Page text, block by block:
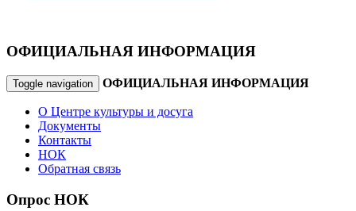
ОФИЦИАЛЬНАЯ ИНФОРМАЦИЯ
Toggle navigation ОФИЦИАЛЬНАЯ ИНФОРМАЦИЯ
О Центре культуры и досуга
Документы
Контакты
НОК
Обратная связь
Опрос НОК